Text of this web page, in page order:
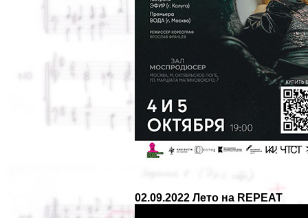
02.09.2022 Лето на REPEAT